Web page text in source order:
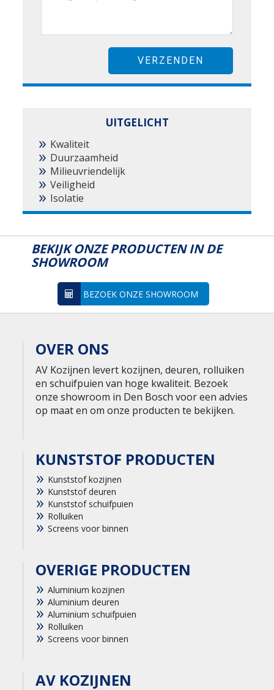
UITGELICHT
Kwaliteit
Duurzaamheid
Milieuvriendelijk
Veiligheid
Isolatie
BEKIJK ONZE PRODUCTEN IN DE
SHOWROOM
BEZOEK ONZE SHOWROOM
OVER ONS
AV Kozijnen levert kozijnen, deuren, rolluiken
en schuifpuien van hoge kwaliteit. Bezoek
onze showroom in Den Bosch voor een advies
op maat en om onze producten te bekijken.
KUNSTSTOF PRODUCTEN
Kunststof kozijnen
Kunststof deuren
Kunststof schuifpuien
Rolluiken
Screens voor binnen
OVERIGE PRODUCTEN
Aluminium kozijnen
Aluminium deuren
Aluminium schuifpuien
Rolluiken
Screens voor binnen
AV KOZIJNEN